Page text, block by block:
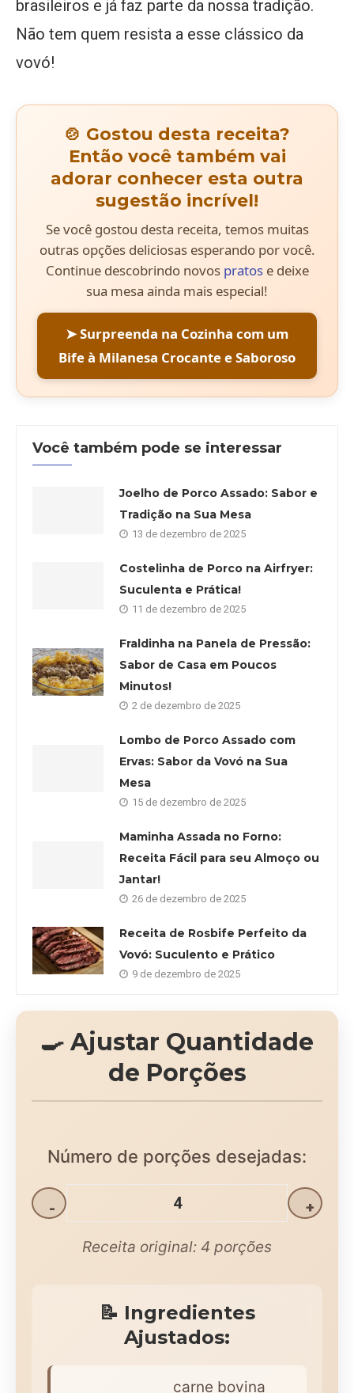
brasileiros e já faz parte da nossa tradição.
Não tem quem resista a esse clássico da
vovó!
🍲 Gostou desta receita?
Então você também vai
adorar conhecer esta outra
sugestão incrível!
Se você gostou desta receita, temos muitas
outras opções deliciosas esperando por você.
Continue descobrindo novos pratose deixe
sua mesa ainda mais especial!
➤ Surpreenda na Cozinha com um
Bife à Milanesa Crocante e Saboroso
Você também pode se interessar
Joelho de Porco Assado: Sabor e
Tradição na Sua Mesa
13 de dezembro de 2025
Costelinha de Porco na Airfryer:
Suculenta e Prática!
11 de dezembro de 2025
Fraldinha na Panela de Pressão:
Sabor de Casa em Poucos
Minutos!
2 de dezembro de 2025
Lombo de Porco Assado com
Ervas: Sabor da Vovó na Sua
Mesa
15 de dezembro de 2025
Maminha Assada no Forno:
Receita Fácil para seu Almoço ou
Jantar!
26 de dezembro de 2025
Receita de Rosbife Perfeito da
Vovó: Suculento e Prático
9 de dezembro de 2025
🍳 Ajustar Quantidade
de Porções
Número de porções desejadas:
- +
Receita original: 4 porções
📝 Ingredientes
Ajustados:
carne bovina